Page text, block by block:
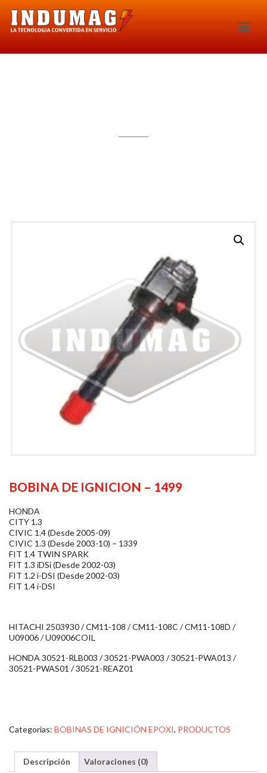
BOBINA DE IGNICION – 1499
HONDA
CITY 1.3
CIVIC 1.4 (Desde 2005-09)
CIVIC 1.3 (Desde 2003-10) – 1339
FIT 1.4 TWIN SPARK
FIT 1.3 iDSi (Desde 2002-03)
FIT 1.2 i-DSI (Desde 2002-03)
FIT 1.4 i-DSI
HITACHI 2503930 / CM11-108 / CM11-108C / CM11-108D /
U09006 / U09006COIL
HONDA 30521-RLB003 / 30521-PWA003 / 30521-PWA013 /
30521-PWAS01 / 30521-REAZ01
Categorías: BOBINAS DE IGNICIÓN EPOXI, PRODUCTOS
Descripción Valoraciones (0)